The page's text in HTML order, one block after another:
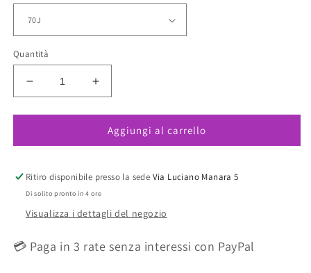
Quantità
Diminuisci
quantità
per
Reggiseno
Fascia
Con
E
Preformate
Aumenta
quantità
per
Smooth
Reggiseno
Fascia
Con
E
Preformate
Aggiungi al carrello
Ritiro disponibile presso la sede Via Luciano Manara 5
Di solito pronto in 4 ore
Visualizza i dettagli del negozio
💳 Paga in 3 rate senza interessi con PayPal